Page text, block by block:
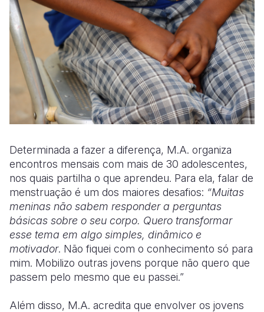
Determinada a fazer a diferença, M.A. organiza
encontros mensais com mais de 30 adolescentes,
nos quais partilha o que aprendeu. Para ela, falar de
menstruação é um dos maiores desafios: “Muitas
meninas não sabem responder a perguntas
básicas sobre o seu corpo. Quero transformar
esse tema em algo simples, dinâmico e
motivador. Não fiquei com o conhecimento só para
mim. Mobilizo outras jovens porque não quero que
passem pelo mesmo que eu passei.”
Além disso, M.A. acredita que envolver os jovens